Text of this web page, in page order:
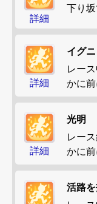
詳細
下り
詳細
イグ
レー
かに
詳細
光明
レー
かに
活路